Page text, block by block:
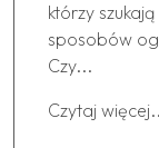
którzy
sposobów
Czy...
Czytaj